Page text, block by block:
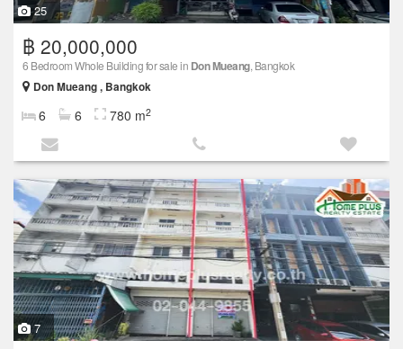
25
฿ 20,000,000
6 Bedroom Whole Building for sale in Don Mueang, Bangkok
Don Mueang , Bangkok
6 6 780 m2
7